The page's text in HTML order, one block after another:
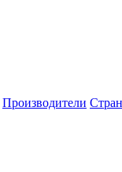
Производители